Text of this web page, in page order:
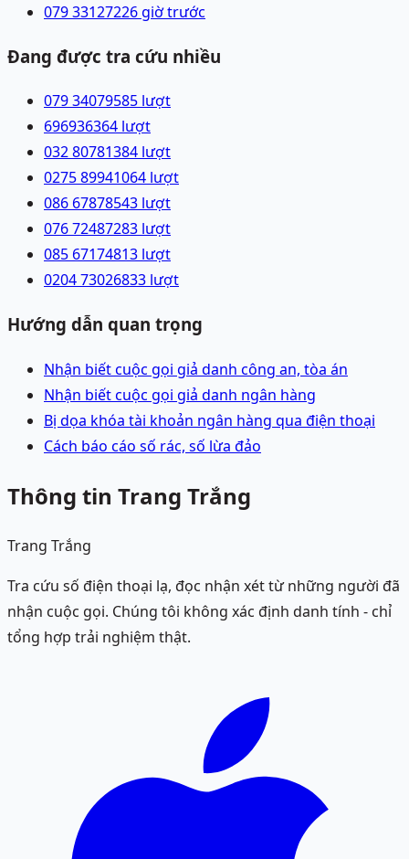
079 33127226 giờ trước
Đang được tra cứu nhiều
079 34079585 lượt
696936364 lượt
032 80781384 lượt
0275 89941064 lượt
086 67878543 lượt
076 72487283 lượt
085 67174813 lượt
0204 73026833 lượt
Hướng dẫn quan trọng
Nhận biết cuộc gọi giả danh công an, tòa án
Nhận biết cuộc gọi giả danh ngân hàng
Bị dọa khóa tài khoản ngân hàng qua điện thoại
Cách báo cáo số rác, số lừa đảo
Thông tin Trang Trắng
Trang Trắng
Tra cứu số điện thoại lạ, đọc nhận xét từ những người đã
nhận cuộc gọi. Chúng tôi không xác định danh tính - chỉ
tổng hợp trải nghiệm thật.